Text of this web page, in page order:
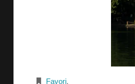
Favori.